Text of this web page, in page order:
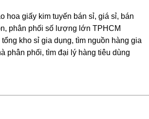
hoa giấy kim tuyến bán sỉ, giá sỉ, bán
phân phối số lượng lớn TPHCM
kho sỉ gia dụng, tìm nguồn hàng gia
phân phối, tìm đại lý hàng tiêu dùng